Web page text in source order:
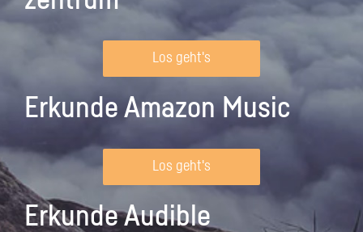
Los geht's
Erkunde Amazon Music
Los geht's
Erkunde Audible